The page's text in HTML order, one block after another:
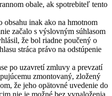
obale, ak spotrebiteľ tento
obsahu inak ako na hmotnom
začalo s výslovným súhlasom
že bol riadne poučený o
stráca právo na odstúpenie
po uzavretí zmluvy a prevzatí
zmontovaný, zložený
že jeho opätovné uvedenie do
nie je možné bez vynaloženia